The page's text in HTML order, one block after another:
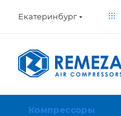
Екатеринбург
Компрессоры